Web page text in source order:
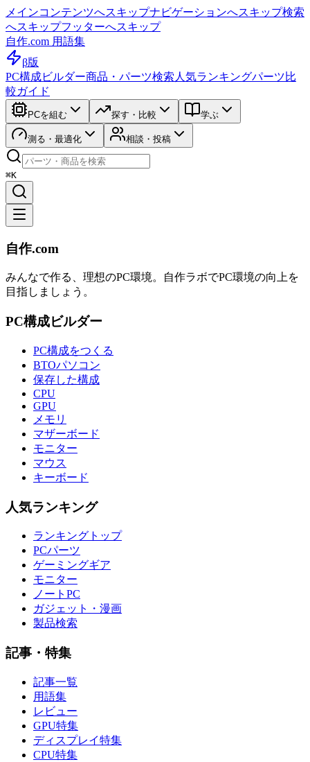
メインコンテンツへスキップナビゲーションへスキップ検索
へスキップフッターへスキップ
自作.com 用語集
β版
PC構成ビルダー商品・パーツ検索 人気ランキングパーツ比
較ガイド
PCを組む 探す・比較 学ぶ
測る・最適化 相談・投稿
⌘K
自作.com
みんなで作る、理想のPC環境。 自作ラボでPC環境の向上を
目指しましょう。
PC構成ビルダー
PC構成をつくる
BTOパソコン
保存した構成
CPU
GPU
メモリ
マザーボード
モニター
マウス
キーボード
人気ランキング
ランキングトップ
PCパーツ
ゲーミングギア
モニター
ノートPC
ガジェット・漫画
製品検索
記事・特集
記事一覧
用語集
レビュー
GPU特集
ディスプレイ特集
CPU特集